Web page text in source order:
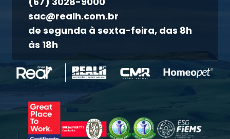
Atendimento ao titular
Canal de ética
sac@realh.com.br
de segunda à sexta-feira, das 8h
às 18h